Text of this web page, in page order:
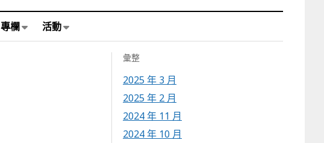
專欄 活動
彙整
2025 年 3 月
2025 年 2 月
2024 年 11 月
2024 年 10 月